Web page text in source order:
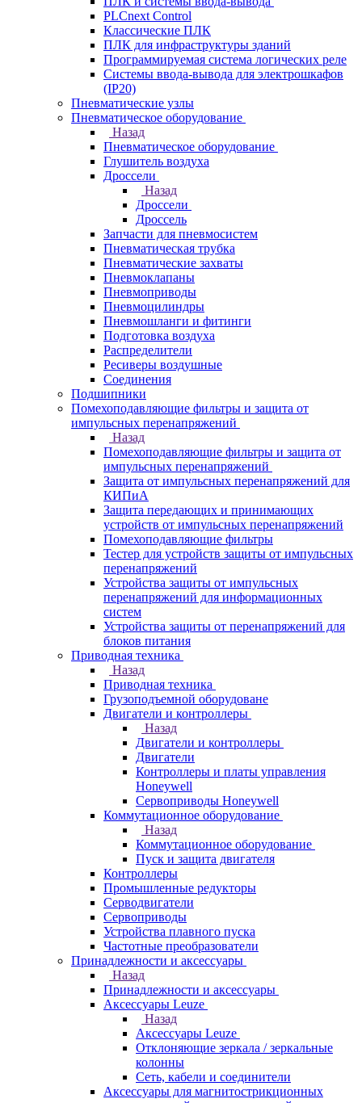
PLCnext Control
Классические ПЛК
ПЛК для инфраструктуры зданий
Программируемая система логических реле
Системы ввода-вывода для электрошкафов
(IP20)
Пневматические узлы
Пневматическое оборудование
Назад
Пневматическое оборудование
Глушитель воздуха
Дроссели
Назад
Дроссели
Дроссель
Запчасти для пневмосистем
Пневматическая трубка
Пневматические захваты
Пневмоклапаны
Пневмоприводы
Пневмоцилиндры
Пневмошланги и фитинги
Подготовка воздуха
Распределители
Ресиверы воздушные
Соединения
Подшипники
Помехоподавляющие фильтры и защита от
импульсных перенапряжений
Назад
Помехоподавляющие фильтры и защита от
импульсных перенапряжений
Защита от импульсных перенапряжений для
КИПиА
Защита передающих и принимающих
устройств от импульсных перенапряжений
Помехоподавляющие фильтры
Тестер для устройств защиты от импульсных
перенапряжений
Устройства защиты от импульсных
перенапряжений для информационных
систем
Устройства защиты от перенапряжений для
блоков питания
Приводная техника
Назад
Приводная техника
Грузоподъемной оборудоване
Двигатели и контроллеры
Назад
Двигатели и контроллеры
Двигатели
Контроллеры и платы управления
Honeywell
Сервоприводы Honeywell
Коммутационное оборудование
Назад
Коммутационное оборудование
Пуск и защита двигателя
Контроллеры
Промышленные редукторы
Серводвигатели
Сервоприводы
Устройства плавного пуска
Частотные преобразователи
Принадлежности и аксессуары
Назад
Принадлежности и аксессуары
Аксессуары Leuze
Назад
Аксессуары Leuze
Отклоняющие зеркала / зеркальные
колонны
Сеть, кабели и соединители
Аксессуары для магнитострикционных